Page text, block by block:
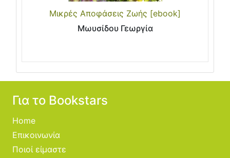
Μικρές Αποφάσεις Ζωής [ebook]
Μωυσίδου Γεωργία
Για το Bookstars
Home
Επικοινωνία
Ποιοί είμαστε